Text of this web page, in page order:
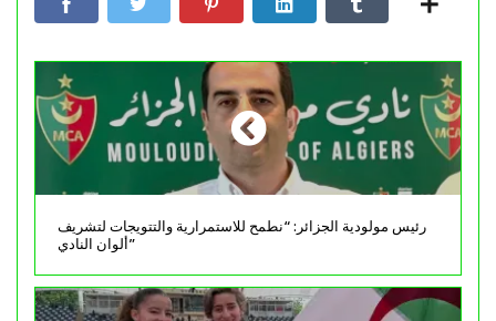
رئيس مولودية الجزائر: “نطمح للاستمرارية والتتويجات لتشريف
ألوان النادي”